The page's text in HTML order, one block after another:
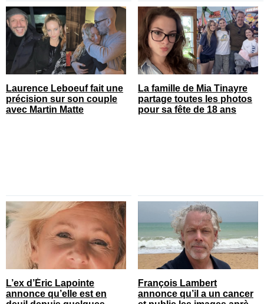
Laurence Leboeuf fait une
précision sur son couple
avec Martin Matte
La famille de Mia Tinayre
partage toutes les photos
pour sa fête de 18 ans
L’ex d’Éric Lapointe
annonce qu’elle est en
François Lambert
annonce qu’il a un cancer